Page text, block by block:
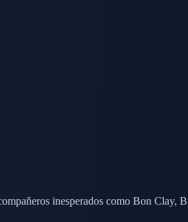
inesperados como Bon Clay,